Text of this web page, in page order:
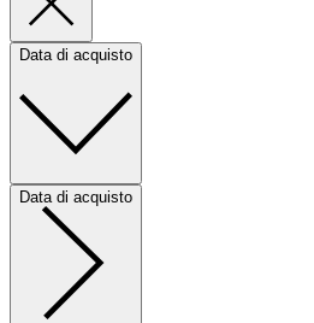
Data di acquisto
Data di acquisto